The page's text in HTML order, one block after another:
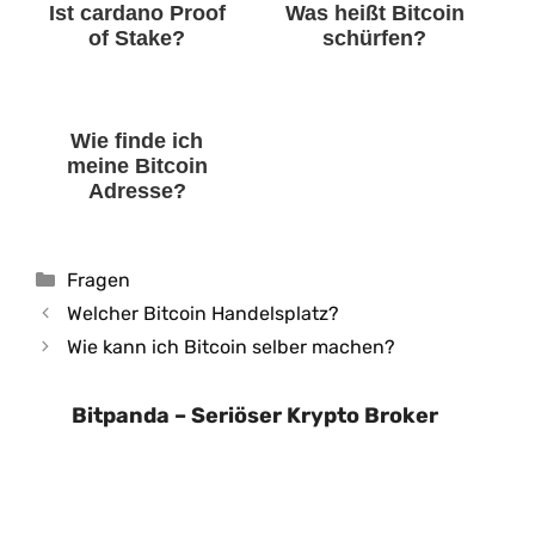
Ist cardano Proof
of Stake?
Was heißt Bitcoin
schürfen?
Wie finde ich
meine Bitcoin
Adresse?
Kategorien
Fragen
Welcher Bitcoin Handelsplatz?
Wie kann ich Bitcoin selber machen?
Bitpanda – Seriöser Krypto Broker